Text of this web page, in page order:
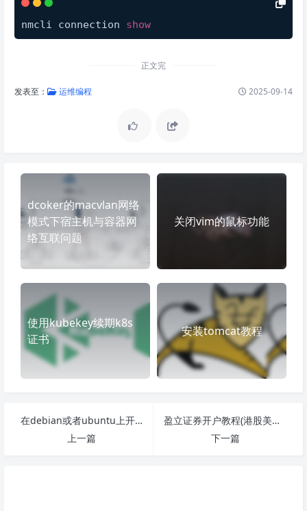
nmcli connection show
正文完
发表至： 运维编程 2025-09-14
dcoker的macvlan网络
模式下宿主机与容器网
络互联问题
关闭vim的鼠标功能
使用kubekey续期k8s
证书
安装tomcat教程
在debian或者ubuntu上开启自启动脚本rc.local
上一篇
盈立证券开户教程(港股美股开户)
下一篇